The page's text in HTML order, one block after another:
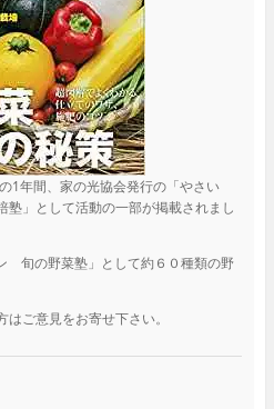
1年間、家の光協会発行の「やさい
」として活動の一部が掲載されまし
旬の野菜塾」として約６０種類の野
ご意見をお寄せ下さい。